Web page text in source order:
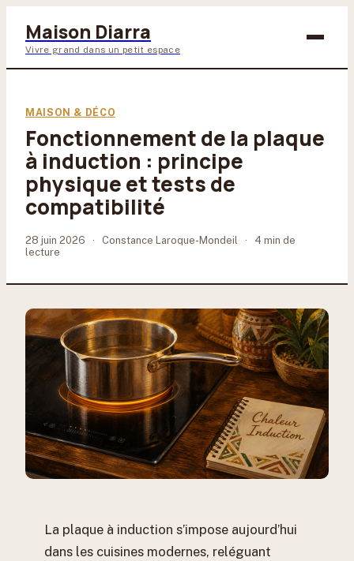
Maison Diarra
Vivre grand dans un petit espace
Maison & Déco
Jardinage
Lifestyle
MAISON & DÉCO
Fonctionnement de la plaque
à induction : principe
physique et tests de
compatibilité
28 juin 2026 · Constance Laroque-Mondeil ·
4 min de
lecture
La plaque à induction s’impose aujourd’hui
dans les cuisines modernes, reléguant